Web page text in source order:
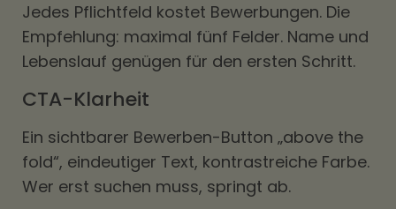
Jedes Pflichtfeld kostet Bewerbungen. Die
Empfehlung: maximal fünf Felder. Name und
Lebenslauf genügen für den ersten Schritt.
CTA-Klarheit
Ein sichtbarer Bewerben-Button „above the
fold“, eindeutiger Text, kontrastreiche Farbe.
Wer erst suchen muss, springt ab.